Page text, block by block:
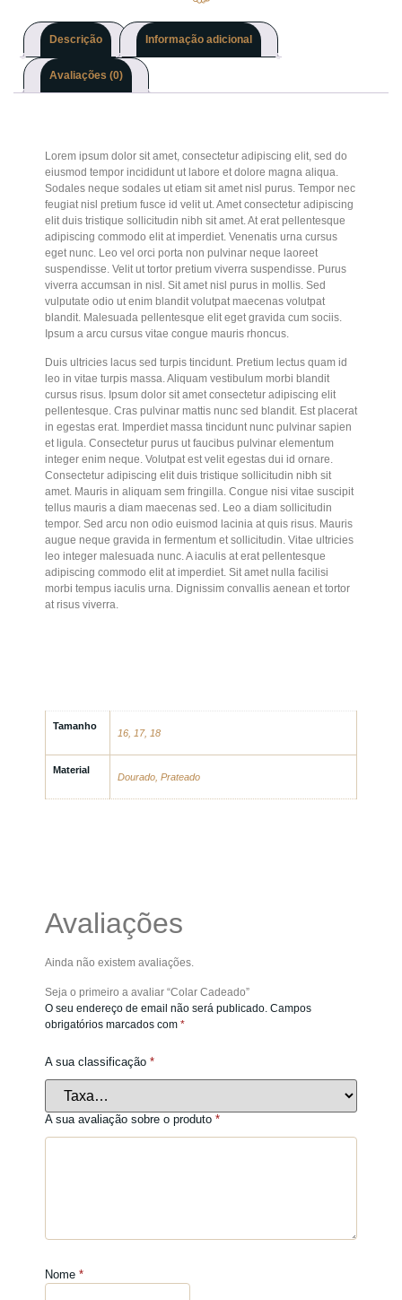
Descrição Informação adicional
Avaliações (0)
Lorem ipsum dolor sit amet, consectetur adipiscing elit, sed do
eiusmod tempor incididunt ut labore et dolore magna aliqua.
Sodales neque sodales ut etiam sit amet nisl purus. Tempor nec
feugiat nisl pretium fusce id velit ut. Amet consectetur adipiscing
elit duis tristique sollicitudin nibh sit amet. At erat pellentesque
adipiscing commodo elit at imperdiet. Venenatis urna cursus
eget nunc. Leo vel orci porta non pulvinar neque laoreet
suspendisse. Velit ut tortor pretium viverra suspendisse. Purus
viverra accumsan in nisl. Sit amet nisl purus in mollis. Sed
vulputate odio ut enim blandit volutpat maecenas volutpat
blandit. Malesuada pellentesque elit eget gravida cum sociis.
Ipsum a arcu cursus vitae congue mauris rhoncus.
Duis ultricies lacus sed turpis tincidunt. Pretium lectus quam id
leo in vitae turpis massa. Aliquam vestibulum morbi blandit
cursus risus. Ipsum dolor sit amet consectetur adipiscing elit
pellentesque. Cras pulvinar mattis nunc sed blandit. Est placerat
in egestas erat. Imperdiet massa tincidunt nunc pulvinar sapien
et ligula. Consectetur purus ut faucibus pulvinar elementum
integer enim neque. Volutpat est velit egestas dui id ornare.
Consectetur adipiscing elit duis tristique sollicitudin nibh sit
amet. Mauris in aliquam sem fringilla. Congue nisi vitae suscipit
tellus mauris a diam maecenas sed. Leo a diam sollicitudin
tempor. Sed arcu non odio euismod lacinia at quis risus. Mauris
augue neque gravida in fermentum et sollicitudin. Vitae ultricies
leo integer malesuada nunc. A iaculis at erat pellentesque
adipiscing commodo elit at imperdiet. Sit amet nulla facilisi
morbi tempus iaculis urna. Dignissim convallis aenean et tortor
at risus viverra.
Tamanho
16, 17, 18
Material
Dourado, Prateado
Avaliações
Ainda não existem avaliações.
Seja o primeiro a avaliar “Colar Cadeado”
O seu endereço de email não será publicado. Campos
obrigatórios marcados com *
A sua classificação *
A sua avaliação sobre o produto *
Nome *